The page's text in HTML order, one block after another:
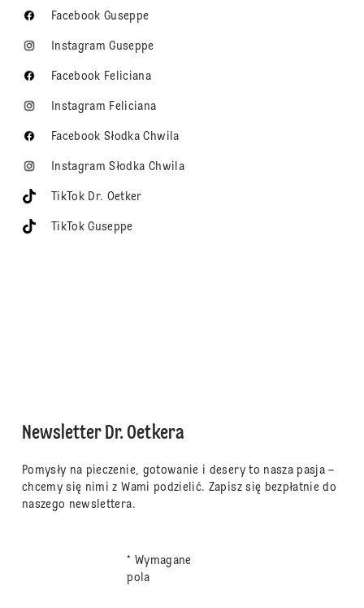
Facebook Guseppe
Instagram Guseppe
Facebook Feliciana
Instagram Feliciana
Facebook Słodka Chwila
Instagram Słodka Chwila
TikTok Dr. Oetker
TikTok Guseppe
Newsletter Dr. Oetkera
Pomysły na pieczenie, gotowanie i desery to nasza pasja –
chcemy się nimi z Wami podzielić. Zapisz się bezpłatnie do
naszego newslettera.
* Wymagane
pola